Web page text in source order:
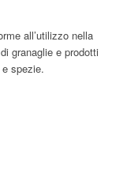
all’utilizzo nella
granaglie e prodotti
spezie.